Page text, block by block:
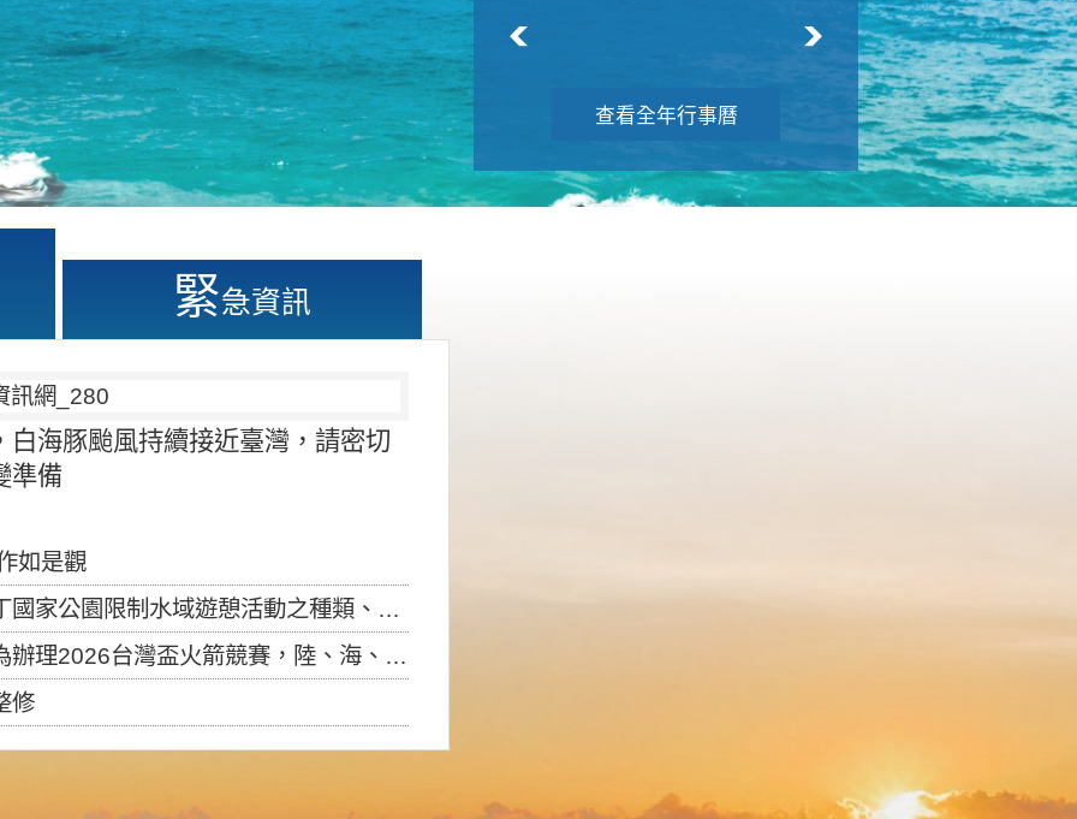
查看全年行事曆
緊急資訊
海豚颱風持續接近臺灣，請密切
準備
如是觀
制水域遊憩活動之種類、範圍、時間及行為」，自即日生效。
盃火箭競賽，陸、海、空域警戒及協調相關事宜，因颱風備案事宜
修